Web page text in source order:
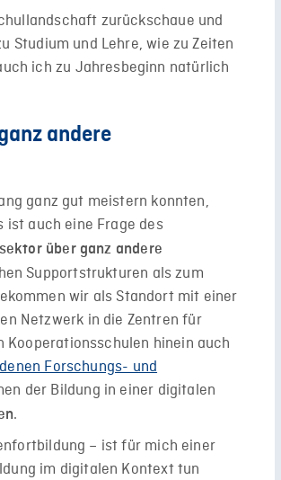
zurückschaue und
Studium und Lehre, wie zu Zeiten
ich zu Jahresbeginn natürlich
andere
ganz gut meistern konnten,
auch eine Frage des
über ganz andere
Supportstrukturen als zum
wir als Standort mit einer
Netzwerk in die Zentren für
hinein auch
Forschungs- und
der Bildung in einer digitalen
.
– ist für mich einer
im digitalen Kontext tun